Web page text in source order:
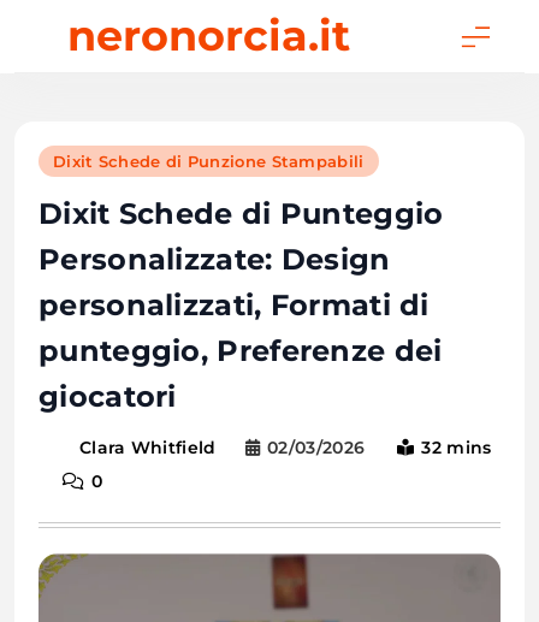
neronorcia.it
Dixit Schede di Punzione Stampabili
Dixit Schede di Punteggio
Personalizzate: Design
personalizzati, Formati di
punteggio, Preferenze dei
giocatori
Clara Whitfield 02/03/2026
32 mins
0